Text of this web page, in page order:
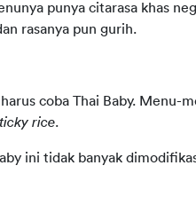
punya citarasa khas
rasanya pun gurih.
coba Thai Baby. Menu-
rice.
ini tidak banyak